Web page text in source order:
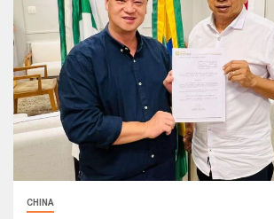
CHINA